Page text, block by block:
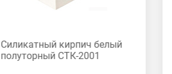
Силикатный кирпич белый
полуторный СТК-2001